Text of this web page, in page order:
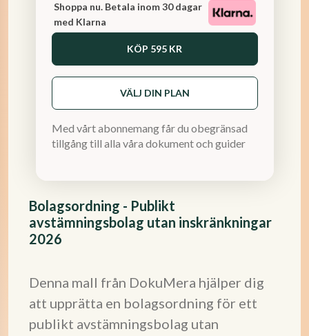
Bolagsordning - Publikt
avstämningsbolag utan inskränkningar
2026
Denna mall från DokuMera hjälper dig
att upprätta en bolagsordning för ett
publikt avstämningsbolag utan
Shoppa nu. Betala inom 30 dagar
med Klarna
KÖP 595 KR
VÄLJ DIN PLAN
Med vårt abonnemang får du obegränsad
tillgång till alla våra dokument och guider